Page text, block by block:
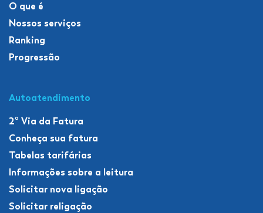
O que é
Nossos serviços
Ranking
Progressão
Autoatendimento
2º Via da Fatura
Conheça sua fatura
Tabelas tarifárias
Informações sobre a leitura
Solicitar nova ligação
Solicitar religação